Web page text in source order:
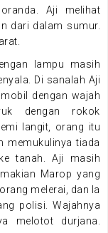
Aji melihat
dari dalam sumur.
lampu masih
Di sanalah Aji
dengan wajah
dengan rokok
langit, orang itu
memukulinya tiada
tanah. Aji masih
Marop yang
melerai, dan Ia
polisi. Wajahnya
melotot durjana.